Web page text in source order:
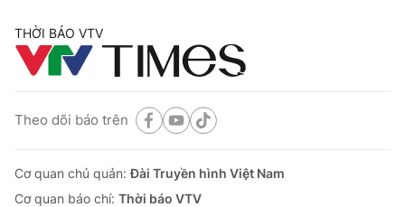
THỜI BÁO VTV
Theo dõi báo trên
Cơ quan chủ quản:Đài Truyền hình Việt Nam
Cơ quan báo chí: Thời báo VTV